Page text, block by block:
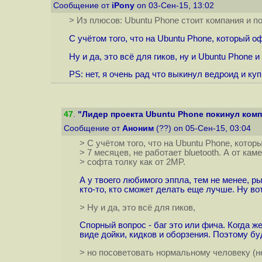
Сообщение от iPony on 03-Сен-15, 13:02
> Из плюсов: Ubuntu Phone стоит компания и
С учётом того, что на Ubuntu Phone, который
Ну и да, это всё для гиков, ну и Ubuntu Phone
PS: нет, я очень рад что выкинул ведроид и
47. "Лидер проекта Ubuntu Phone покинул
Сообщение от Аноним (??) on 05-Сен-15, 03:04
> С учётом того, что на Ubuntu Phone,
> 7 месяцев, не работает bluetooth. А от
> софта толку как от 2MP.
А у твоего любимого эппла, тем не менее,
кто-то, кто сможет делать еще лучше. Ну
> Ну и да, это всё для гиков,
Спорный вопрос - баг это или фича. Когда
виде дойки, кидков и оборзения. Поэтому
> но посоветовать нормальному человеку